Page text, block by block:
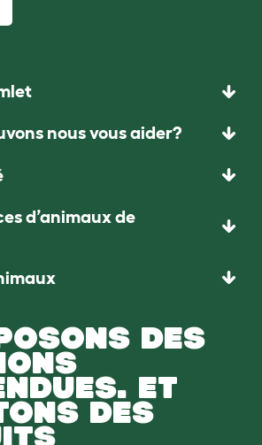
nous vous aider?
d’animaux de
DES
ET
DES